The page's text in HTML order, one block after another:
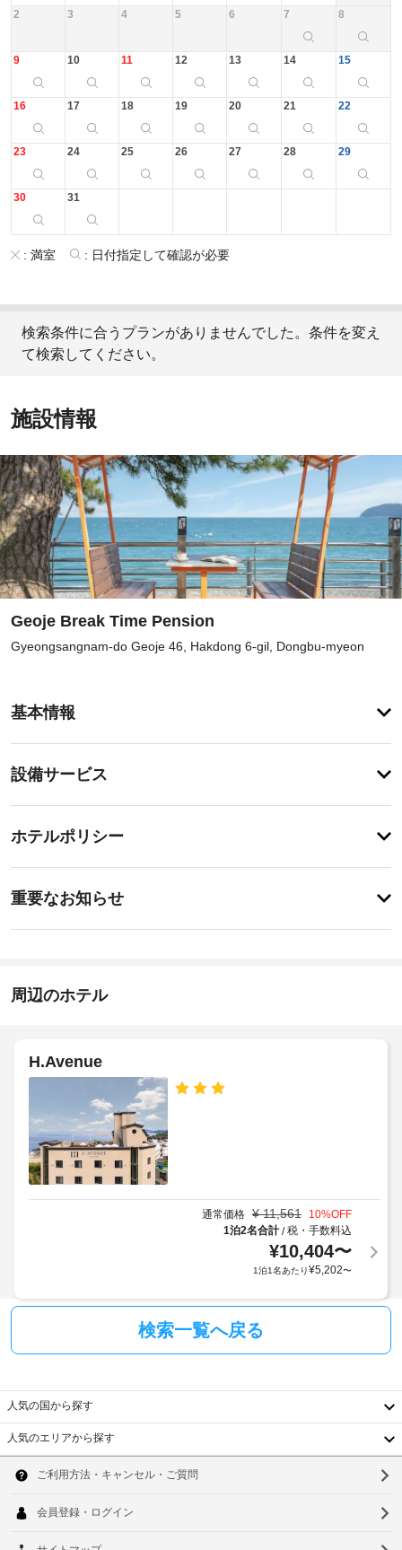
2 3 4 5 6 7 8
9 10 11 12 13 14 15
16 17 18 19 20 21 22
23 24 25 26 27 28 29
30 31
: 満室 : 日付指定して確認が必要
検索条件に合うプランがありませんでした。条件を変え
て検索してください。
施設情報
Geoje Break Time Pension
Gyeongsangnam-do Geoje 46, Hakdong 6-gil, Dongbu-myeon
基本情報
録
が
ま
ん
設備サービス
録
あ
ま
ホテルポリシー
録
が
ま
ん
重要なお知らせ
に
あ
周辺のホテル
H.Avenue
通常価格 ¥ 11,561 10%OFF
1泊2名合計/税・手数料込
¥10,404〜
1泊1名あたり¥5,202〜
検索一覧へ戻る
人気の国から探す
韓
国
人気のエリアから探す
ウ